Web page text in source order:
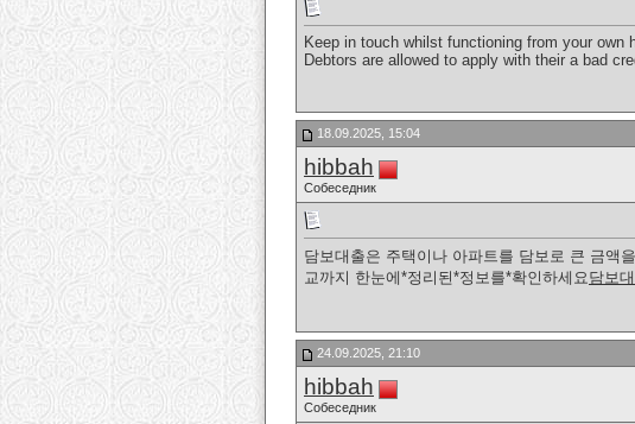
Keep in touch whilst functioning from your
Debtors are allowed to apply with their a bad
18.09.2025, 15:04
hibbah
Собеседник
담보대출은 주택이나 아파트를 담보로 큰 금액
교까지 한눈에*정리된*정보를*확인하세요담보
24.09.2025, 21:10
hibbah
Собеседник